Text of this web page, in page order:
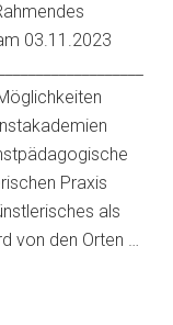
03.11.2023
Praxis
als
von den Orten …